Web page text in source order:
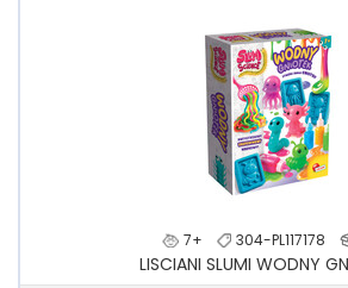
7+ 304-PL117178
LISCIANI SLUMI WODNY